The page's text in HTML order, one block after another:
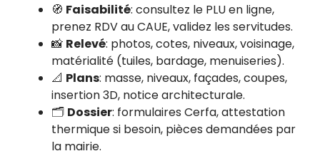
🧭 Faisabilité: consultez le PLU en ligne,
prenez RDV au CAUE, validez les servitudes.
📸 Relevé: photos, cotes, niveaux, voisinage,
matérialité (tuiles, bardage, menuiseries).
📐 Plans: masse, niveaux, façades, coupes,
insertion 3D, notice architecturale.
🗂️ Dossier: formulaires Cerfa, attestation
thermique si besoin, pièces demandées par
la mairie.